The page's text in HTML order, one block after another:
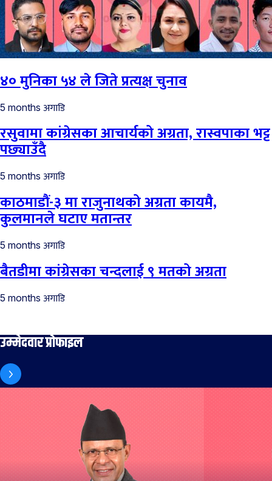
४० मुनिका ५४ ले जिते प्रत्यक्ष चुनाव
5 months अगाडि
रसुवामा कांग्रेसका आचार्यको अग्रता, रास्वपाका भट्ट
पछ्याउँदै
5 months अगाडि
काठमाडौं-३ मा राजुनाथको अग्रता कायमै,
कुलमानले घटाए मतान्तर
5 months अगाडि
बैतडीमा कांग्रेसका चन्दलाई ९ मतको अग्रता
5 months अगाडि
उम्मेदवार प्रोफाइल